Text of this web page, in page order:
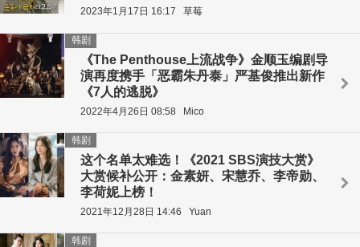
2023年1月17日 16:17 草莓
《The Penthouse上流战争》金顺玉编剧导
演再度携手「恶霸朱丹泰」严基俊推出新作
《7人的逃脱》
韩剧
2022年4月26日 08:58 Mico
这个名单太难选！《2021 SBS演技大赏》
大赏候补公开：金素妍、宋慧乔、李帝勋、
李荷妮上榜！
韩剧
2021年12月28日 14:46 Yuan
韩剧